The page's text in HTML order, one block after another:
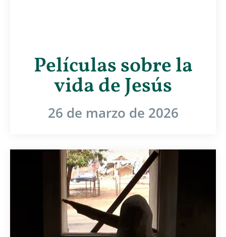
Películas sobre la
vida de Jesús
26 de marzo de 2026